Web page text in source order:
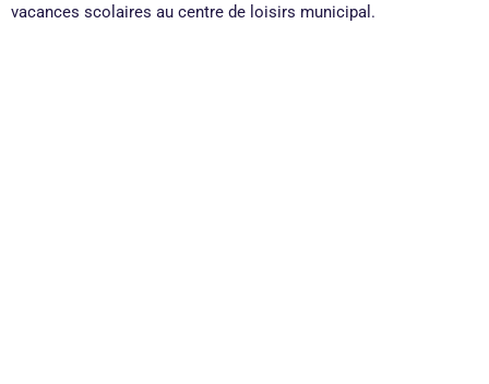
vacances scolaires au centre de loisirs municipal.